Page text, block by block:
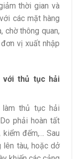
thời gian và
các mặt hàng
chờ thông quan,
vị xuất nhập
với thủ tục hải
làm thủ tục hải
phải hoàn tất
đếm,… Sau
tàu, hoặc dở